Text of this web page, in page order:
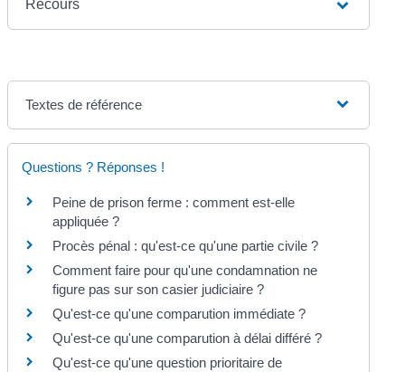
Recours
Textes de référence
Questions ? Réponses !
Peine de prison ferme : comment est-elle
appliquée ?
Procès pénal : qu'est-ce qu'une partie civile ?
Comment faire pour qu'une condamnation ne
figure pas sur son casier judiciaire ?
Qu'est-ce qu'une comparution immédiate ?
Qu'est-ce qu'une comparution à délai différé ?
Qu'est-ce qu'une question prioritaire de